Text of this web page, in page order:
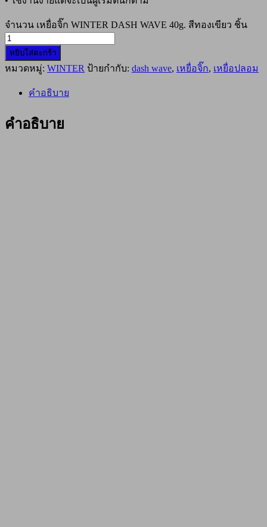
จำนวน เหยื่อจิ๊ก WINTER DASH WAVE 40g. สีทองเขียว ชิ้น
หยิบใส่ตะกร้า
หมวดหมู่: WINTER ป้ายกำกับ: dash wave, เหยื่อจิ๊ก, เหยื่อปลอม
คำอธิบาย
คำอธิบาย